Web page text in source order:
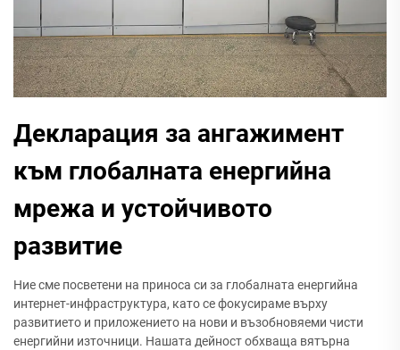
Декларация за ангажимент
към глобалната енергийна
мрежа и устойчивото
развитие
Ние сме посветени на приноса си за глобалната енергийна
интернет-инфраструктура, като се фокусираме върху
развитието и приложението на нови и възобновяеми чисти
енергийни източници. Нашата дейност обхваща вятърна